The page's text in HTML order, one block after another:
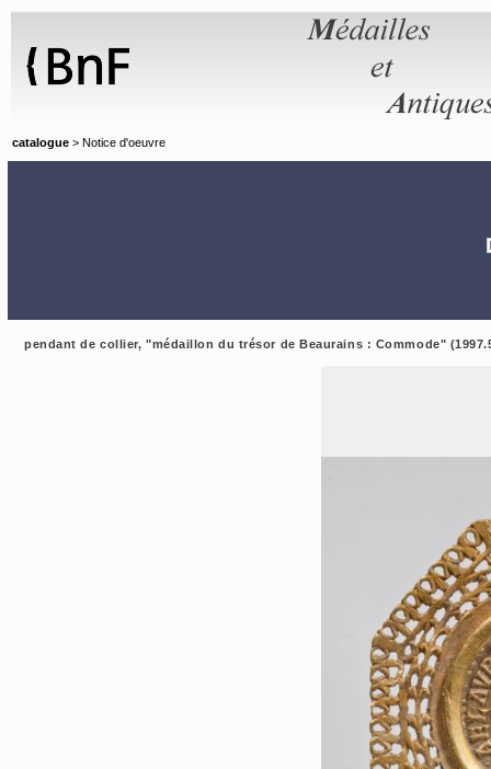
catalogue > Notice d'oeuvre
pendant de collier, "médaillon du trésor de Beaurains : Commode"